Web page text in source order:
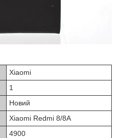
Xiaomi
1
Новий
Xiaomi Redmi 8/8A
4900